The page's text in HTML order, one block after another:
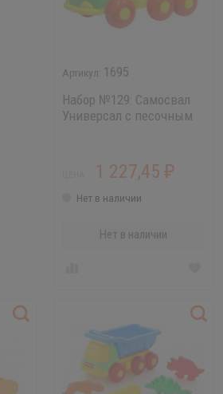
1695
Набор №129: Самосвал
Универсал с песочным
1 227,45 ₽
Нет в наличии
Нет в наличии